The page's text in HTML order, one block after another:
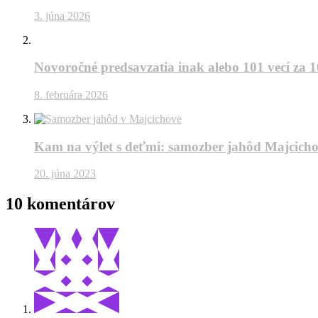
3. júna 2026
Novoročné predsavzatia inak alebo 101 vecí za
8. februára 2026
Kam na výlet s deťmi: samozber jahôd
20. júna 2023
10 komentárov